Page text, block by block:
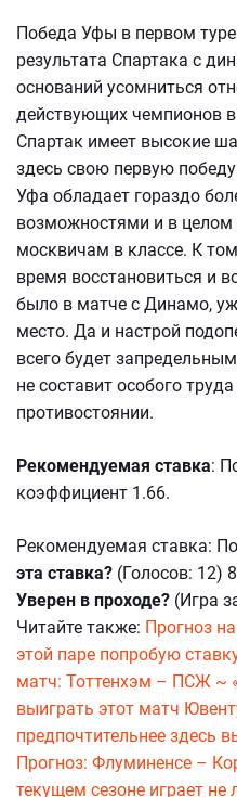
Победа Уфы в первом
результата Спартака с
оснований усомниться
действующих чемпионов
Спартак имеет высокие
здесь свою первую
Уфа обладает гораздо
возможностями и в целом
москвичам в классе. К
время восстановиться и
было в матче с Динамо,
место. Да и настрой
всего будет
не составит особого
противостоянии.
Рекомендуемая ставка:
коэффициент 1.66.
Рекомендуемая ставка:
эта ставка? (Голосов: 12)
Уверен в проходе? (Игра
Читайте также: Прогноз
этой паре попробую
матч: Тоттенхэм – ПСЖ ~
выиграть этот матч
предпочтительнее здесь
Прогноз: Флуминенсе –
текущем сезоне играет